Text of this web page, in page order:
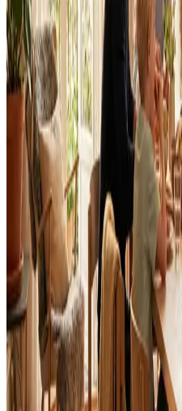
Landsdækkende service